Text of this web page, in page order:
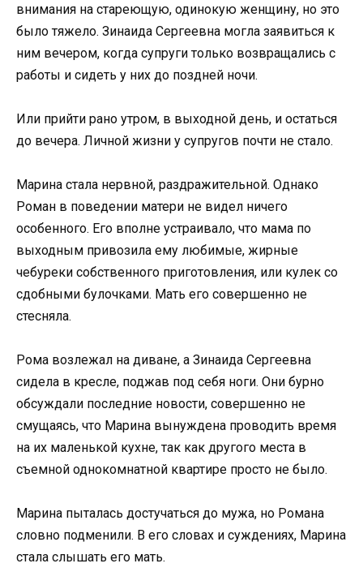
внимания на стареющую, одинокую женщину, но это
было тяжело. Зинаида Сергеевна могла заявиться к
ним вечером, когда супруги только возвращались с
работы и сидеть у них до поздней ночи.
Или прийти рано утром, в выходной день, и остаться
до вечера. Личной жизни у супругов почти не стало.
Марина стала нервной, раздражительной. Однако
Роман в поведении матери не видел ничего
особенного. Его вполне устраивало, что мама по
выходным привозила ему любимые, жирные
чебуреки собственного приготовления, или кулек со
сдобными булочками. Мать его совершенно не
стесняла.
Рома возлежал на диване, а Зинаида Сергеевна
сидела в кресле, поджав под себя ноги. Они бурно
обсуждали последние новости, совершенно не
смущаясь, что Марина вынуждена проводить время
на их маленькой кухне, так как другого места в
съемной однокомнатной квартире просто не было.
Марина пыталась достучаться до мужа, но Романа
словно подменили. В его словах и суждениях, Марина
стала слышать его мать.